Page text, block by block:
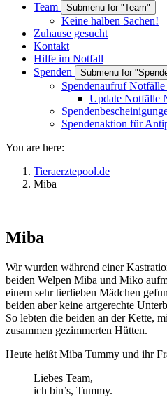
Team
Submenu for "Team"
Keine halben Sachen!
Zuhause gesucht
Kontakt
Hilfe im Notfall
Spenden
Submenu for
Spendenaufruf
Update Notfälle
Spendenaktion für
You are here:
Tieraerztepool.de
Miba
Miba
Wir wurden während einer
beiden Welpen Miba und Miko
einem sehr tierlieben Mädchen
beiden aber keine artgerechte
So lebten die beiden an der Kette,
zusammen gezimmerten Hütten.
Heute heißt Miba Tummy und ihr
Liebes Team,
ich bin’s, Tummy.